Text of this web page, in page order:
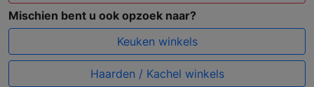
Mischien bent u ook opzoek naar?
Keuken winkels
Haarden / Kachel winkels